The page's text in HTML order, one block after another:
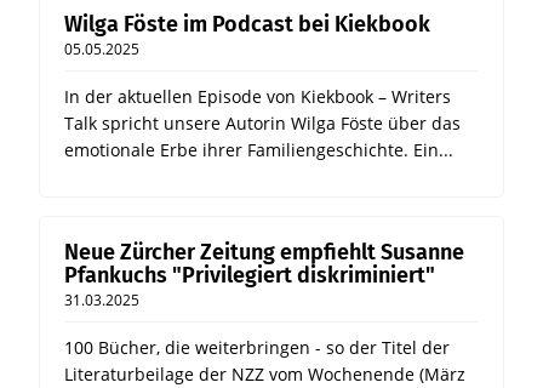
Wilga Föste im Podcast bei Kiekbook
05.05.2025
In der aktuellen Episode von Kiekbook – Writers
Talk spricht unsere Autorin Wilga Föste über das
emotionale Erbe ihrer Familiengeschichte. Ein...
Neue Zürcher Zeitung empfiehlt Susanne
Pfankuchs "Privilegiert diskriminiert"
31.03.2025
100 Bücher, die weiterbringen - so der Titel der
Literaturbeilage der NZZ vom Wochenende (März